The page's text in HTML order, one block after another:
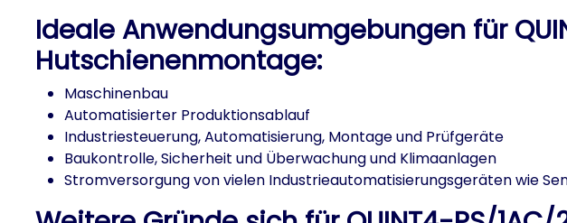
Ideale Anwendungsumgebungen für
Hutschienenmontage:
Maschinenbau
Automatisierter Produktionsablauf
Industriesteuerung, Automatisierung, Montage und Prüfgeräte
Baukontrolle, Sicherheit und Überwachung und Klimaanlagen
Stromversorgung von vielen Industrieautomatisierungsgeräten wie